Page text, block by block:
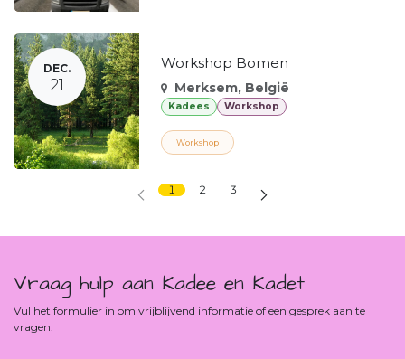
DEC.
21
Workshop Bomen
Merksem, België
Kadees Workshop
Workshop
1 2 3
Vraag hulp aan Kadee en Kadet
Vul het formulier in om vrijblijvend informatie of een gesprek aan te
vragen.